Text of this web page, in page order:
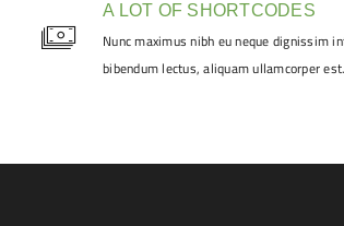
A LOT OF SHORTCODES
Nunc maximus nibh eu neque dignissim
bibendum lectus, aliquam ullamcorper est.